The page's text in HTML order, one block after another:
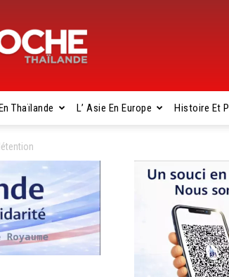
Thaïlande L’ Asie En Europe Histoire Et